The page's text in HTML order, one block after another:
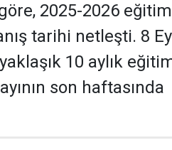
2025-2026
tarihi netleşti. 8
10 aylık
son haftasında